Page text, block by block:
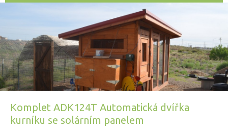
Komplet ADK124T Automatická dvířka
kurníku se solárním panelem